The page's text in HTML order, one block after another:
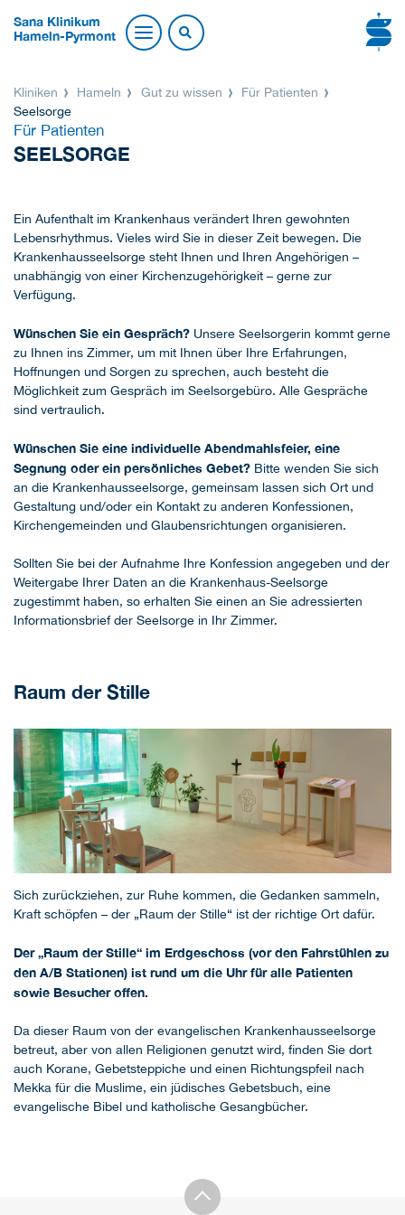
Sana Klinikum
Hameln-Pyrmont
Kliniken Hameln Gut zu wissen
Für Patienten
Seelsorge
Für Patienten
SEELSORGE
Ein Aufenthalt im Krankenhaus verändert Ihren gewohnten
Lebensrhythmus. Vieles wird Sie in dieser Zeit bewegen. Die
Krankenhausseelsorge steht Ihnen und Ihren Angehörigen –
unabhängig von einer Kirchenzugehörigkeit – gerne zur
Verfügung.
Wünschen Sie ein Gespräch? Unsere Seelsorgerin kommt gerne
zu Ihnen ins Zimmer, um mit Ihnen über Ihre Erfahrungen,
Hoffnungen und Sorgen zu sprechen, auch besteht die
Möglichkeit zum Gespräch im Seelsorgebüro. Alle Gespräche
sind vertraulich.
Wünschen Sie eine individuelle Abendmahlsfeier, eine
Segnung oder ein persönliches Gebet? Bitte wenden Sie sich
an die Krankenhausseelsorge, gemeinsam lassen sich Ort und
Gestaltung und/oder ein Kontakt zu anderen Konfessionen,
Kirchengemeinden und Glaubensrichtungen organisieren.
Sollten Sie bei der Aufnahme Ihre Konfession angegeben und der
Weitergabe Ihrer Daten an die Krankenhaus-Seelsorge
zugestimmt haben, so erhalten Sie einen an Sie adressierten
Informationsbrief der Seelsorge in Ihr Zimmer.
Raum der Stille
Sich zurückziehen, zur Ruhe kommen, die Gedanken sammeln,
Kraft schöpfen – der „Raum der Stille“ ist der richtige Ort dafür.
Der „Raum der Stille“ im Erdgeschoss (vor den Fahrstühlen zu
den A/B Stationen) ist rund um die Uhr für alle Patienten
sowie Besucher offen.
Da dieser Raum von der evangelischen Krankenhausseelsorge
betreut, aber von allen Religionen genutzt wird, ﬁnden Sie dort
auch Korane, Gebetsteppiche und einen Richtungspfeil nach
Mekka für die Muslime, ein jüdisches Gebetsbuch, eine
evangelische Bibel und katholische Gesangbücher.